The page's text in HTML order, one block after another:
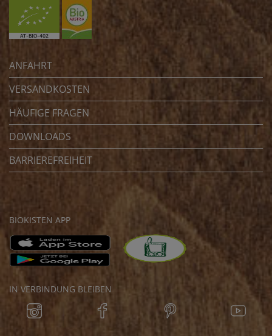
ANFAHRT
VERSANDKOSTEN
HÄUFIGE FRAGEN
DOWNLOADS
BARRIEREFREIHEIT
BIOKISTEN APP
IN VERBINDUNG BLEIBEN